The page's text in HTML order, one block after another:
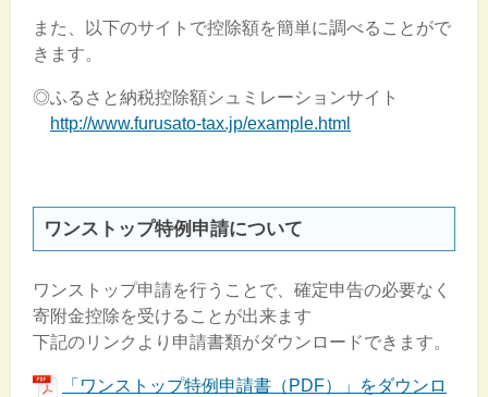
また、以下のサイトで控除額を簡単に調べることがで
きます。
◎ふるさと納税控除額シュミレーションサイト
http://www.furusato-tax.jp/example.html
ワンストップ特例申請について
ワンストップ申請を行うことで、確定申告の必要なく
寄附金控除を受けることが出来ます
下記のリンクより申請書類がダウンロードできます。
「ワンストップ特例申請書（PDF）」をダウンロ